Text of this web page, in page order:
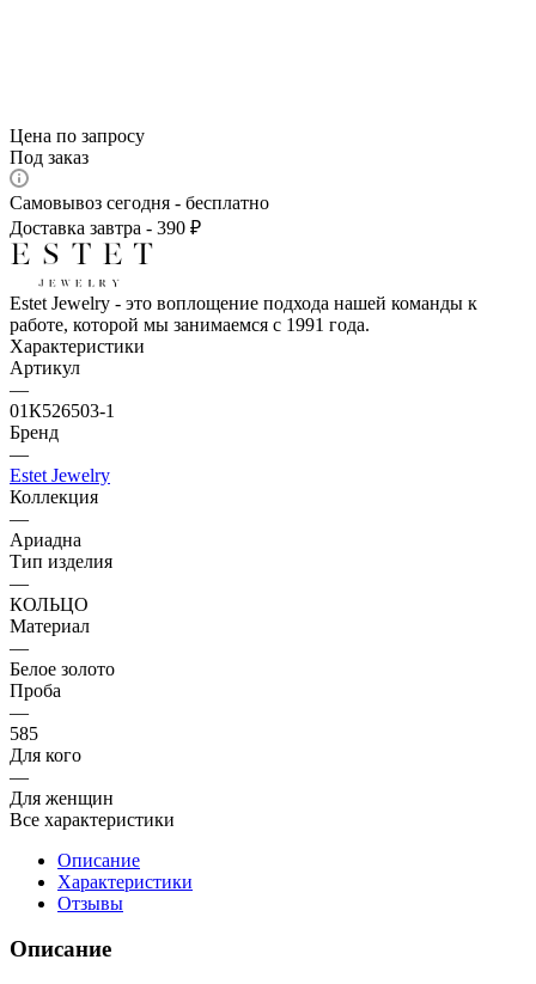
Цена по запросу
Под заказ
Самовывоз сегодня - бесплатно
Доставка завтра - 390 ₽
Estet Jewelry - это воплощение подхода нашей команды к
работе, которой мы занимаемся с 1991 года.
Характеристики
Артикул
—
01К526503-1
Бренд
—
Estet Jewelry
Коллекция
—
Ариадна
Тип изделия
—
КОЛЬЦО
Материал
—
Белое золото
Проба
—
585
Для кого
—
Для женщин
Все характеристики
Описание
Характеристики
Отзывы
Описание